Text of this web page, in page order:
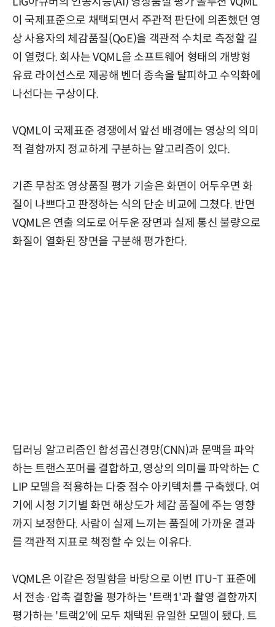
이 국제표준으로 채택되면서 주관적 판단에 의존했던 영
상 사용자의 체감품질(QoE)을 객관적 수치로 측정할 길
이 열렸다. 회사는 VQML을 소프트웨어 형태의 개방형
유료 라이선스로 제공해 벤더 종속을 탈피하고 수익화에
나선다는 구상이다.
VQML이 국제표준 경쟁에서 앞선 배경에는 영상의 의미
적 결함까지 정교하게 구분하는 알고리즘이 있다.
기존 무참조 영상품질 평가 기술은 화면이 어두우면 화
질이 나쁘다고 판정하는 식의 단순 비교에 그쳤다. 반면
VQML은 연출 의도로 어두운 장면과 실제 통신 불량으로
화질이 열화된 장면을 구분해 평가한다.
딥러닝 알고리즘인 합성곱신경망(CNN)과 문맥을 파악
하는 트랜스포머를 결합하고, 영상의 의미를 파악하는 C
LIP 모델을 적용하는 다중 점수 아키텍처를 구축했다. 여
기에 시청 기기별 화면 해상도가 체감 품질에 주는 영향
까지 보정한다. 사람이 실제 느끼는 품질에 가까운 결과
를 객관적 지표로 책정할 수 있는 이유다.
VQML은 이같은 정밀함을 바탕으로 이번 ITU-T 표준에
서 전송·압축 결함을 평가하는 '트랙1'과 촬영 결함까지
평가하는 '트랙2'에 모두 채택된 유일한 모델이 됐다. 트